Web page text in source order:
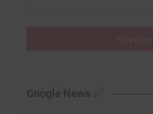
Google News